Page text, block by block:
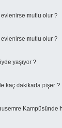
mutlu olur ?
mutlu olur ?
yaşıyor ?
kaç dakikada pişer ?
Kampüsünde